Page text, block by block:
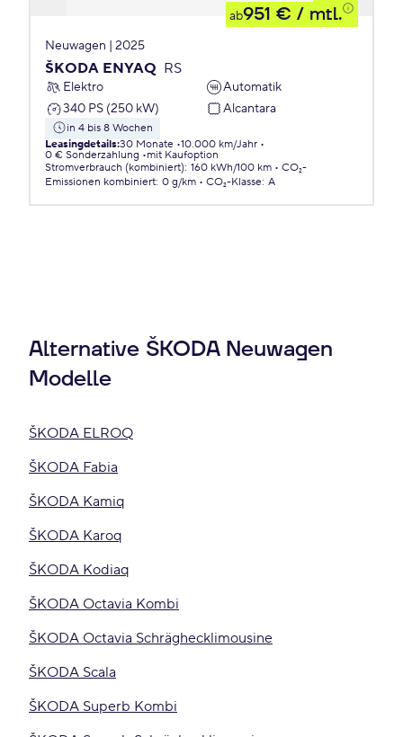
ab951 € / mtl.
Neuwagen | 2025
ŠKODA ENYAQ RS
Elektro
Automatik
340 PS (250 kW)
Alcantara
in 4 bis 8 Wochen
Leasingdetails:30 Monate 10.000 km/Jahr
0 € Sonderzahlung
mit Kaufoption
Stromverbrauch (kombiniert): 160 kWh/100 km
CO₂-
Emissionen kombiniert: 0 g/km CO₂-Klasse: A
Alternative ŠKODA Neuwagen
Modelle
ŠKODA ELROQ
ŠKODA Fabia
ŠKODA Kamiq
ŠKODA Karoq
ŠKODA Kodiaq
ŠKODA Octavia Kombi
ŠKODA Octavia Schräghecklimousine
ŠKODA Scala
ŠKODA Superb Kombi